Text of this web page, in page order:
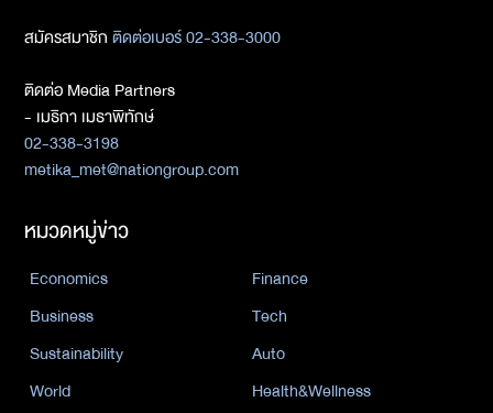
สมัครสมาชิกติดต่อเบอร์ 02-338-3000
ติดต่อ Media Partners
- เมธิกา เมธาพิทักษ์
02-338-3198
metika_met@nationgroup.com
หมวดหมู่ข่าว
Economics
Finance
Business
Tech
Sustainability
Auto
World
Health&Wellness